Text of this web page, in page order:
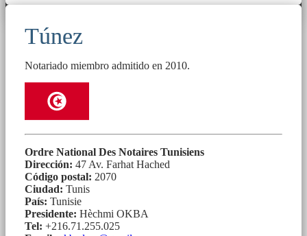
Túnez
Notariado miembro admitido en 2010.
Ordre National Des Notaires Tunisiens
Dirección: 47 Av. Farhat Hached
Código postal: 2070
Ciudad: Tunis
País: Tunisie
Presidente: Hèchmi OKBA
Tel: +216.71.255.025